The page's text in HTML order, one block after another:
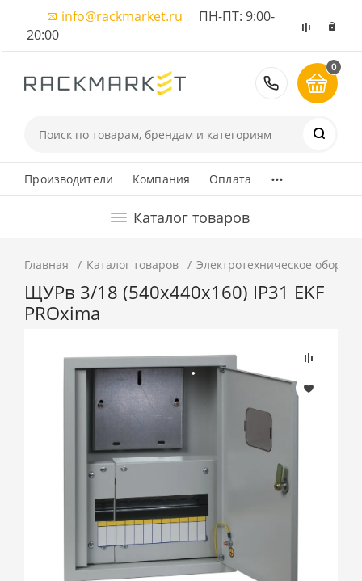
info@rackmarket.ru ПН-ПТ: 9:00-
20:00
8 (495)
0
Производители Компания Оплата ...
Каталог товаров
Главная Каталог товаров Электротехническое
ЩУРв 3/18 (540х440х160) IP31 EKF
PROxima